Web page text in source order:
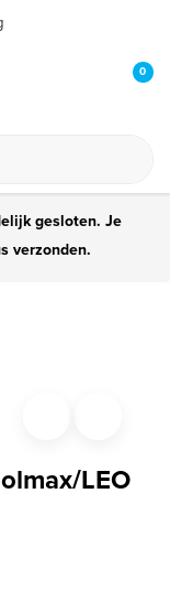
0
gesloten. Je
verzonden.
LEO